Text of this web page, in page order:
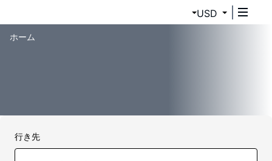
USD
ホーム
行き先